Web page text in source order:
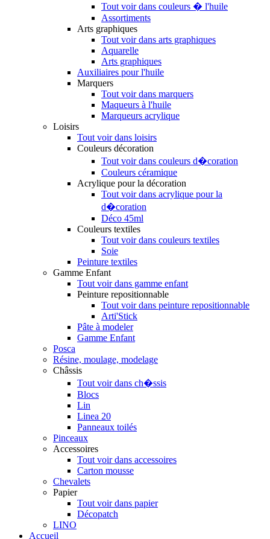
Tout voir dans couleurs � l'huile
Assortiments
Arts graphiques
Tout voir dans arts graphiques
Aquarelle
Arts graphiques
Auxiliaires pour l'huile
Marquers
Tout voir dans marquers
Maqueurs à l'huile
Marqueurs acrylique
Loisirs
Tout voir dans loisirs
Couleurs décoration
Tout voir dans couleurs d�coration
Couleurs céramique
Acrylique pour la décoration
Tout voir dans acrylique pour la
d�coration
Déco 45ml
Couleurs textiles
Tout voir dans couleurs textiles
Soie
Peinture textiles
Gamme Enfant
Tout voir dans gamme enfant
Peinture repositionnable
Tout voir dans peinture repositionnable
Arti'Stick
Pâte à modeler
Gamme Enfant
Posca
Résine, moulage, modelage
Châssis
Tout voir dans ch�ssis
Blocs
Lin
Linea 20
Panneaux toilés
Pinceaux
Accessoires
Tout voir dans accessoires
Carton mousse
Chevalets
Papier
Tout voir dans papier
Décopatch
LINO
Accueil